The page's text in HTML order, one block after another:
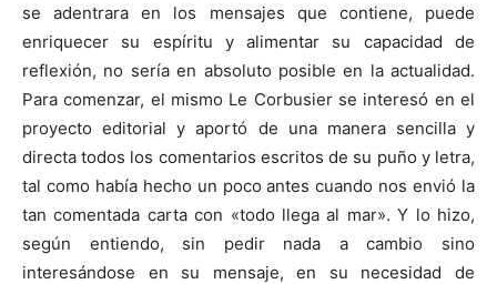
se adentrara en los mensajes que contiene, puede
enriquecer su espíritu y alimentar su capacidad de
reflexión, no sería en absoluto posible en la actualidad.
Para comenzar, el mismo Le Corbusier se interesó en el
proyecto editorial y aportó de una manera sencilla y
directa todos los comentarios escritos de su puño y letra,
tal como había hecho un poco antes cuando nos envió la
tan comentada carta con «todo llega al mar». Y lo hizo,
según entiendo, sin pedir nada a cambio sino
interesándose en su mensaje, en su necesidad de